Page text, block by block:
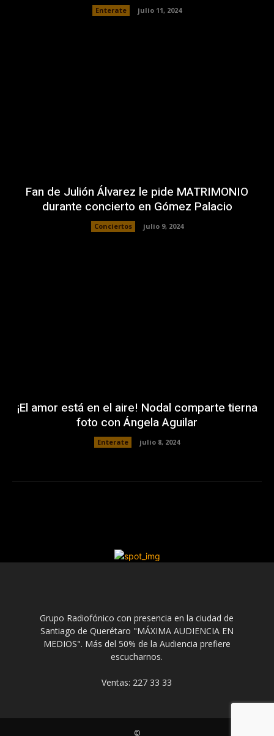
Enterate julio 11, 2024
Fan de Julión Álvarez le pide MATRIMONIO
durante concierto en Gómez Palacio
Conciertos julio 9, 2024
¡El amor está en el aire! Nodal comparte tierna
foto con Ángela Aguilar
Enterate julio 8, 2024
Grupo Radiofónico con presencia en la ciudad de
Santiago de Querétaro "MÁXIMA AUDIENCIA EN
MEDIOS". Más del 50% de la Audiencia prefiere
escucharnos.
Ventas: 227 33 33
©